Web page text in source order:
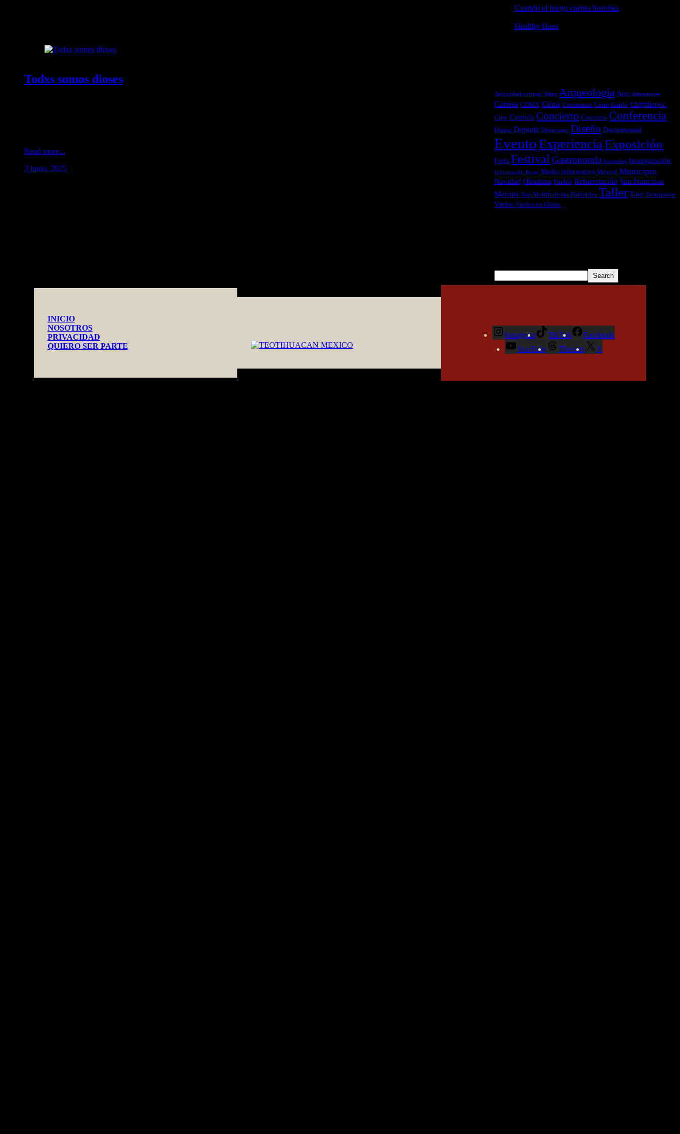
Todxs somos dioses
Read more...
3 junio, 2025
Cuando el fuego cuenta historias
Healthy Haus
Actividad virtual After Arqueología Arte Artesanías
Carrera CDMX Cena Ceremonia Cerro Gordo Chipiltepec
Cine Comida Concierto Concurso Conferencia
Danza Deporte Desayuno Diseño Documental
EventoExperienciaExposición
Feria Festival Gastronomía hospedaje Inauguración
Información libros Medio informativo Mezcal Municipio
Navidad Obsidiana Puebla Reforestación San Francisco
Mazapa San Martín de las Pirámides Taller Tour Transporte
Vuelos Vuelos en Globo
Search
INICIO
NOSOTROS
PRIVACIDAD
QUIERO SER PARTE
Instagram TikTok
Facebook
YouTube
Threads X